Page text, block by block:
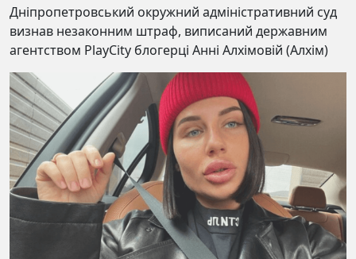
Дніпропетровський окружний адміністративний суд
визнав незаконним штраф, виписаний державним
агентством PlayCity блогерці Анні Алхімовій (Алхім)